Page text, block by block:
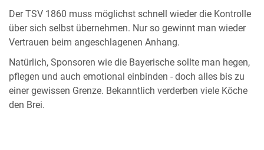
Der TSV 1860 muss möglichst schnell wieder die Kontrolle
über sich selbst übernehmen. Nur so gewinnt man wieder
Vertrauen beim angeschlagenen Anhang.
Natürlich, Sponsoren wie die Bayerische sollte man hegen,
pflegen und auch emotional einbinden - doch alles bis zu
einer gewissen Grenze. Bekanntlich verderben viele Köche
den Brei.